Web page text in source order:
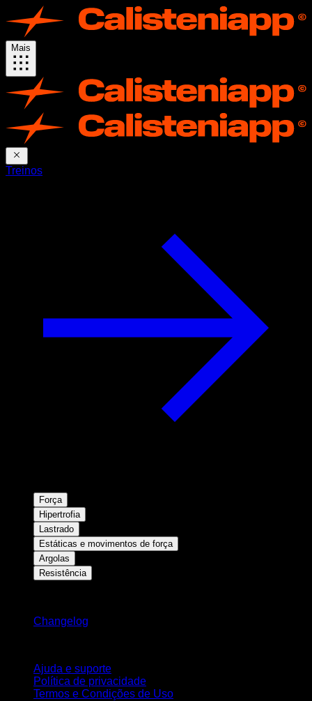
Mais
Treinos
Força
Hipertrofia
Lastrado
Estáticas e movimentos de força
Argolas
Resistência
Changelog
Ajuda e suporte
Política de privacidade
Termos e Condições de Uso